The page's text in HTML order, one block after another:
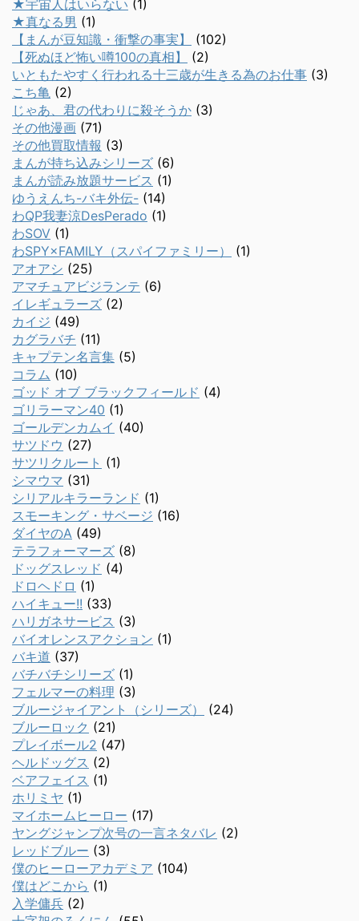
★宇宙人はいらない (1)
★真なる男 (1)
【まんが豆知識・衝撃の事実】
(102)
【死ぬほど怖い噂100の真相】
(2)
いともたやすく行われる十三歳が生きる為のお仕事 (3)
こち亀 (2)
じゃあ、君の代わりに殺そうか (3)
その他漫画 (71)
その他買取情報 (3)
まんが持ち込みシリーズ (6)
まんが読み放題サービス (1)
ゆうえんち-バキ外伝- (14)
わQP我妻涼DesPerado (1)
わSOV (1)
わSPY×FAMILY（スパイファミリー）
(1)
アオアシ (25)
アマチュアビジランテ (6)
イレギュラーズ (2)
カイジ (49)
カグラバチ (11)
キャプテン名言集 (5)
コラム (10)
ゴッド オブ ブラックフィールド (4)
ゴリラーマン40 (1)
ゴールデンカムイ (40)
サツドウ (27)
サツリクルート (1)
シマウマ (31)
シリアルキラーランド (1)
スモーキング・サベージ (16)
ダイヤのA (49)
テラフォーマーズ (8)
ドッグスレッド (4)
ドロヘドロ (1)
ハイキュー!! (33)
ハリガネサービス (3)
バイオレンスアクション (1)
バキ道 (37)
バチバチシリーズ (1)
フェルマーの料理 (3)
ブルージャイアント（シリーズ）
(24)
ブルーロック (21)
プレイボール2 (47)
ヘルドッグス (2)
ベアフェイス (1)
ホリミヤ (1)
マイホームヒーロー (17)
ヤングジャンプ次号の一言ネタバレ (2)
レッドブルー (3)
僕のヒーローアカデミア (104)
僕はどこから (1)
入学傭兵 (2)